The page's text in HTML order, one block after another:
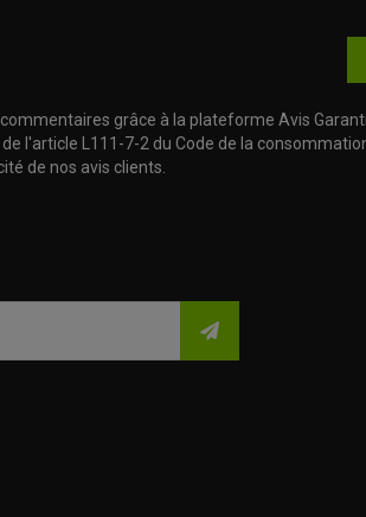
grâce à la plateforme Avis
l'article L111-7-2 du Code de la
de nos avis clients.